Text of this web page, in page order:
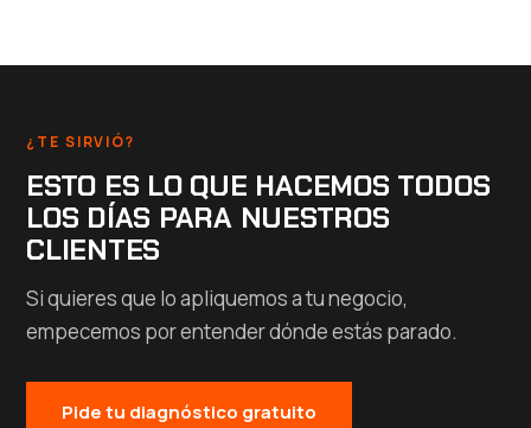
¿TE SIRVIÓ?
ESTO ES LO QUE HACEMOS TODOS
LOS DÍAS PARA NUESTROS
CLIENTES
Si quieres que lo apliquemos a tu negocio,
empecemos por entender dónde estás parado.
Pide tu diagnóstico gratuito